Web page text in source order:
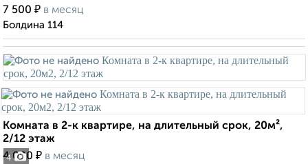
7 500 ₽ в месяц
Болдина 114
4
Комната в 2-к квартире, на длительный срок, 20м²,
2/12 этаж
4 000 ₽ в месяц